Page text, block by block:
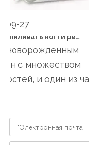
27
Когда подпиливать ногти ребенку?
новорожденным
с множеством
и один из